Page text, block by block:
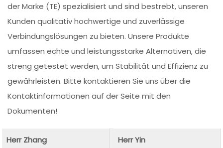
der Marke (TE) spezialisiert und sind bestrebt, unseren
Kunden qualitativ hochwertige und zuverlässige
Verbindungslösungen zu bieten. Unsere Produkte
umfassen echte und leistungsstarke Alternativen, die
streng getestet werden, um Stabilität und Effizienz zu
gewährleisten. Bitte kontaktieren Sie uns über die
Kontaktinformationen auf der Seite mit den
Dokumenten!
Herr Zhang
Herr Yin